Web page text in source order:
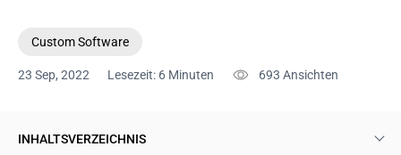
Custom Software
23 Sep, 2022 Lesezeit: 6 Minuten 693 Ansichten
INHALTSVERZEICHNIS